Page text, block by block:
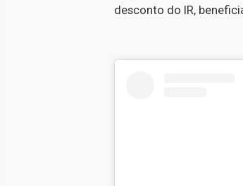
desconto do IR,